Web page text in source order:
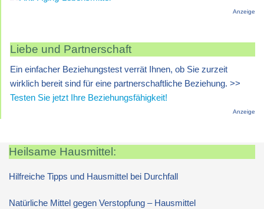
Anzeige
Liebe und Partnerschaft
Ein einfacher Beziehungstest verrät Ihnen, ob Sie zurzeit
wirklich bereit sind für eine partnerschaftliche Beziehung. >>
Testen Sie jetzt Ihre Beziehungsfähigkeit!
Anzeige
Heilsame Hausmittel:
Hilfreiche Tipps und Hausmittel bei Durchfall
Natürliche Mittel gegen Verstopfung – Hausmittel